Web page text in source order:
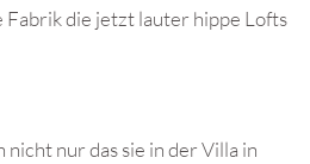
Fabrik die jetzt lauter hippe Lofts
nicht nur das sie in der Villa in